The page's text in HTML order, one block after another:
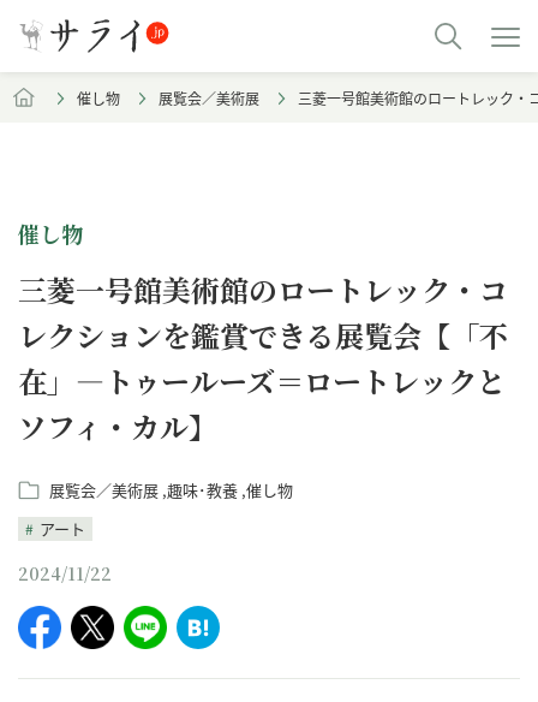
催し物 展覧会／美術展 三菱一号館美術館のロートレック
催し物
三菱一号館美術館のロートレック・コ
レクションを鑑賞できる展覧会【「不
在」―トゥールーズ＝ロートレックと
ソフィ・カル】
展覧会／美術展 趣味･教養 催し物
アート
2024/11/22